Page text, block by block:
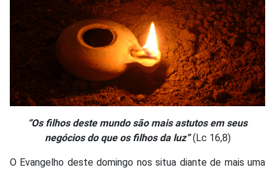
“Os filhos deste mundo são mais astutos em seus
negócios do que os filhos da luz”(Lc 16,8)
O Evangelho deste domingo nos situa diante de mais uma